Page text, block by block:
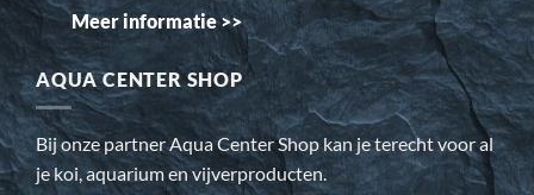
Meer informatie >>
AQUA CENTER SHOP
Bij onze partner Aqua Center Shop kan je terecht voor al
je koi, aquarium en vijverproducten.